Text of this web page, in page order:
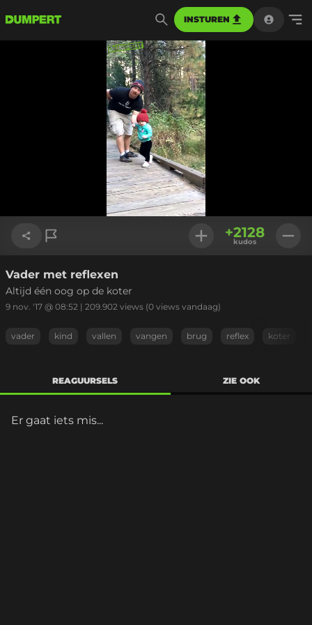
INSTUREN
Geladen:
100.00%
Link kopiëren
+2128
kudos
Vader met reflexen
Altijd één oog op de koter
9 nov. '17 @ 08:52 | 209.902 views (0 views vandaag)
vader kind vallen vangen brug reflex koter
REAGUURSELS ZIE OOK
Er gaat iets mis...